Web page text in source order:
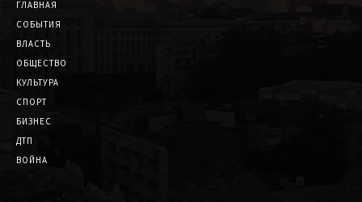
ГЛАВНАЯ
СОБЫТИЯ
ВЛАСТЬ
ОБЩЕСТВО
КУЛЬТУРА
СПОРТ
БИЗНЕС
ДТП
ВОЙНА